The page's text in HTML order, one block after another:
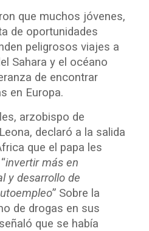
que muchos jóvenes,
de oportunidades
peligrosos viajes a
Sahara y el océano
de encontrar
en Europa.
arzobispo de
declaró a la salida
que el papa les
invertir más en
y desarrollo de
” Sobre la
de drogas en sus
que se había